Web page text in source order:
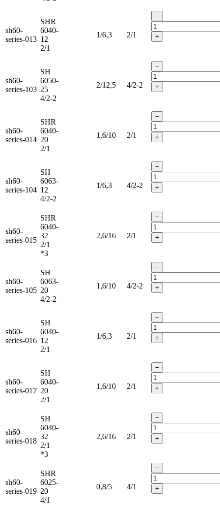
sh60-
series-013
SHR
6040-
12
2/1
1/6,3 2/1
−
+
sh60-
series-103
SH
6050-
25
4/2-2
2/12,5 4/2-2
−
+
sh60-
series-014
SHR
6040-
20
2/1
1,6/10 2/1
−
+
sh60-
series-104
SH
6063-
12
4/2-2
1/6,3 4/2-2
−
+
sh60-
series-015
SHR
6040-
32
2/1
*3
2,6/16 2/1
−
+
sh60-
series-105
SH
6063-
20
4/2-2
1,6/10 4/2-2
−
+
sh60-
series-016
SH
6040-
12
2/1
1/6,3 2/1
−
+
sh60-
series-017
SH
6040-
20
2/1
1,6/10 2/1
−
+
sh60-
series-018
SH
6040-
32
2/1
*3
2,6/16 2/1
−
+
sh60-
series-019
SHR
6025-
20
4/1
0,8/5 4/1
−
+